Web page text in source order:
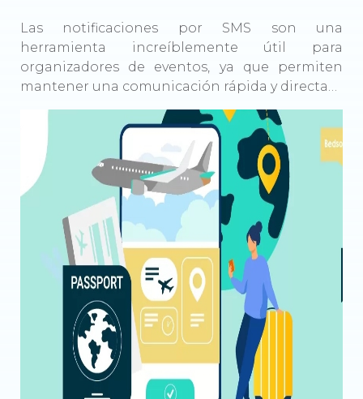
Las notificaciones por SMS son una
herramienta increíblemente útil para
organizadores de eventos, ya que permiten
mantener una comunicación rápida y directa…